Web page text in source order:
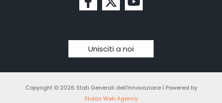
Unisciti a noi
Copyright © 2026 Stati Generali dell'Innovazione | Powered by
Stolas Web Agency